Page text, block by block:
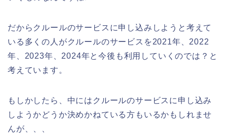
だからクルールのサービスに申し込みしようと考えて
いる多くの人がクルールのサービスを2021年、2022
年、2023年、2024年と今後も利用していくのでは？と
考えています。
もしかしたら、中にはクルールのサービスに申し込み
しようかどうか決めかねている方もいるかもしれませ
んが、、、